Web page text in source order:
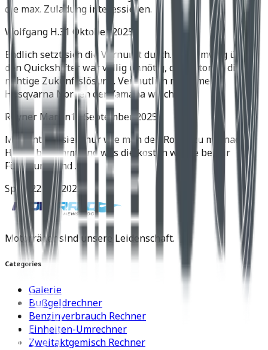
die max. Zuladung interessieren.
Wolfgang H.31 Oktober 2025
Endlich setzt sich die Vernunft durch. Der Umweg über
den Quickshifter war völlig unnötig, der Automat die
richtige Zukunftslösung. Vermutlich muss meine
Husqvarna Norden der Yamaha weichen.
Rhyner Martin11 September 2025
Mich interessiert nur wie man den Roller zu mir nach
Hause bekommt und was die kosten würde bei dir
Fünzirung sind .
Spyra 22 Juli 2025
Motorräder sind unsere Leidenschaft.
Categories
Galerie
Bußgeldrechner
Benzinverbrauch Rechner
Einheiten-Umrechner
Zweitaktgemisch Rechner